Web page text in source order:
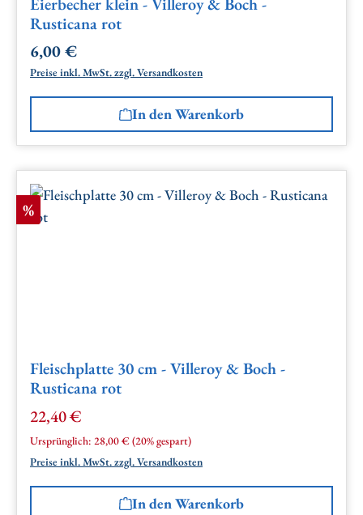
Rusticana rot
Regulärer Preis:
6,00 €
Preise inkl. MwSt. zzgl. Versandkosten
In den Warenkorb
Rabatt
%
Fleischplatte 30 cm - Villeroy & Boch -
Rusticana rot
Verkaufspreis:
22,40 €
Ursprünglich: Regulärer Preis:
28,00 €(20% gespart)
Preise inkl. MwSt. zzgl. Versandkosten
In den Warenkorb